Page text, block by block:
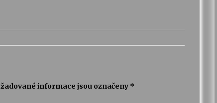
informace jsou označeny *